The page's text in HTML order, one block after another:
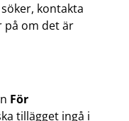
kontakta
på om det är
För
tillägget ingå i